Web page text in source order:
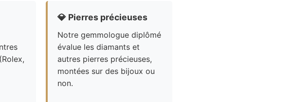
💎 Pierres précieuses
Notre gemmologue diplômé
évalue les diamants et
autres pierres précieuses,
montées sur des bijoux ou
non.